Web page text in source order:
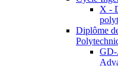
X -
Diplôme
GD-